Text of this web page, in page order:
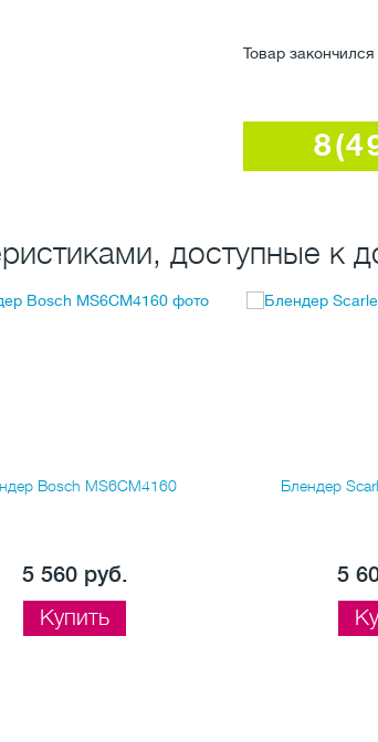
Товар закончился
доступные к
Bosch MS6CM4160
5 560 руб.
Купить
Блендер
5